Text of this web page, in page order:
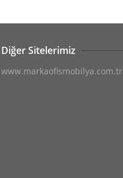
Diğer Sitelerimiz
www.markaofismobilya.com.tr